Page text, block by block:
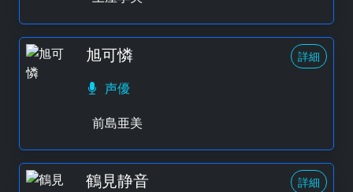
旭可憐 詳細
声優
前島亜美
鶴見静音 詳細